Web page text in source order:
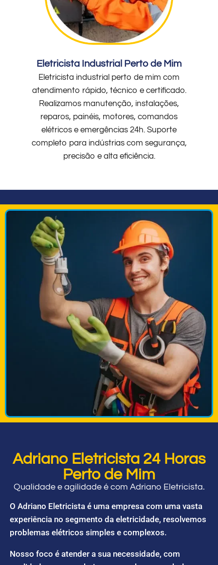
Eletricista Industrial Perto de Mim
Eletricista industrial perto de mim com
atendimento rápido, técnico e certificado.
Realizamos manutenção, instalações,
reparos, painéis, motores, comandos
elétricos e emergências 24h. Suporte
completo para indústrias com segurança,
precisão e alta eficiência.
Adriano Eletricista 24 Horas
Perto de Mim
Qualidade e agilidade é com Adriano Eletricista.
O Adriano Eletricista é uma empresa com uma vasta
experiência no segmento da eletricidade, resolvemos
problemas elétricos simples e complexos.
Nosso foco é atender a sua necessidade, com